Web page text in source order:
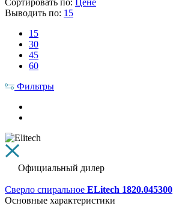
Выводить по: 15
15
30
45
60
Фильтры
Официальный дилер
Сверло спиральное ELitech 1820.045300
Основные характеристики